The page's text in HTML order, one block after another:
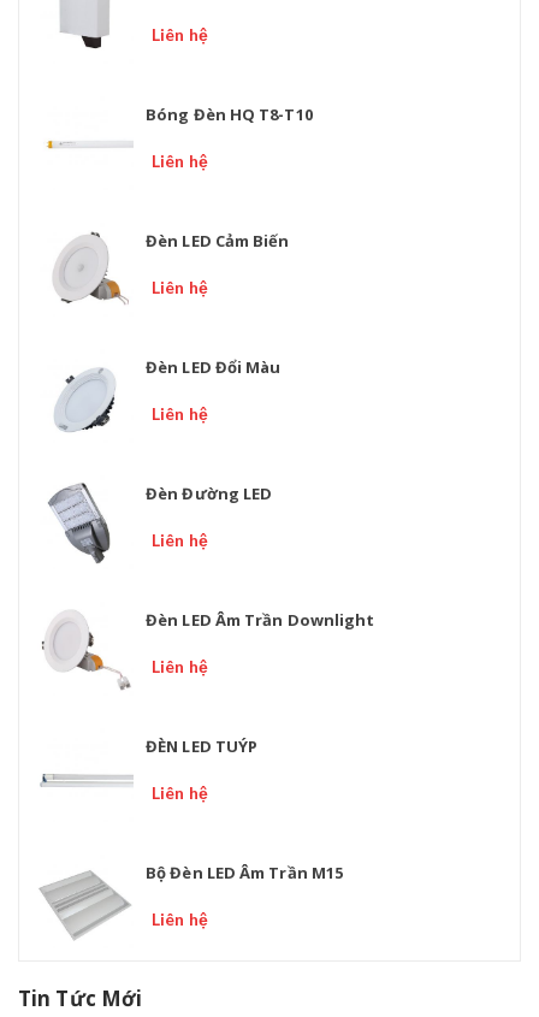
Liên hệ
Bóng Đèn HQ T8-T10
Liên hệ
Đèn LED Cảm Biến
Liên hệ
Đèn LED Đổi Màu
Liên hệ
Đèn Đường LED
Liên hệ
Đèn LED Âm Trần Downlight
Liên hệ
ĐÈN LED TUÝP
Liên hệ
Bộ Đèn LED Âm Trần M15
Liên hệ
Tin Tức Mới